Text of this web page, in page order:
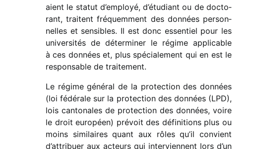
aient le statut d’employé, d’étudiant ou de docto­
rant, traitent fréquem­ment des données person­
nelles et sensibles. Il est donc essen­tiel pour les
univer­si­tés de déter­mi­ner le régime appli­cable
à ces données et, plus spécia­le­ment qui en est le
respon­sable de traitement.
Le régime géné­ral de la protec­tion des données
(loi fédé­rale sur la protec­tion des données (LPD),
lois canto­nales de protec­tion des données, voire
le droit euro­péen) prévoit des défi­ni­tions plus ou
moins simi­laires quant aux rôles qu’il convient
d’attribuer aux acteurs qui inter­viennent lors d’un